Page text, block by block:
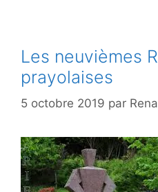
Les neuvièmes
prayolaises
5 octobre 2019 par